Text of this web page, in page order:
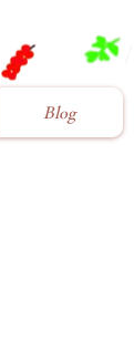
Blog